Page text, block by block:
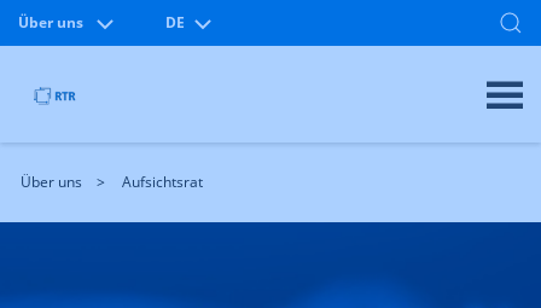
Über uns DE
Über uns Aufsichtsrat